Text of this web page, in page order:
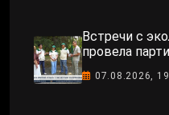
Встречи с
провела
07.08.2026,